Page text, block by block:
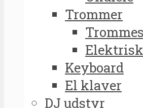
Trommer
Keyboard
El klaver
DJ udstyr